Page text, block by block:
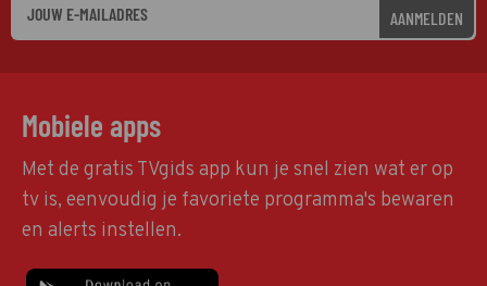
AANMELDEN
Mobiele apps
Met de gratis TVgids app kun je snel zien wat er op
tv is, eenvoudig je favoriete programma's bewaren
en alerts instellen.